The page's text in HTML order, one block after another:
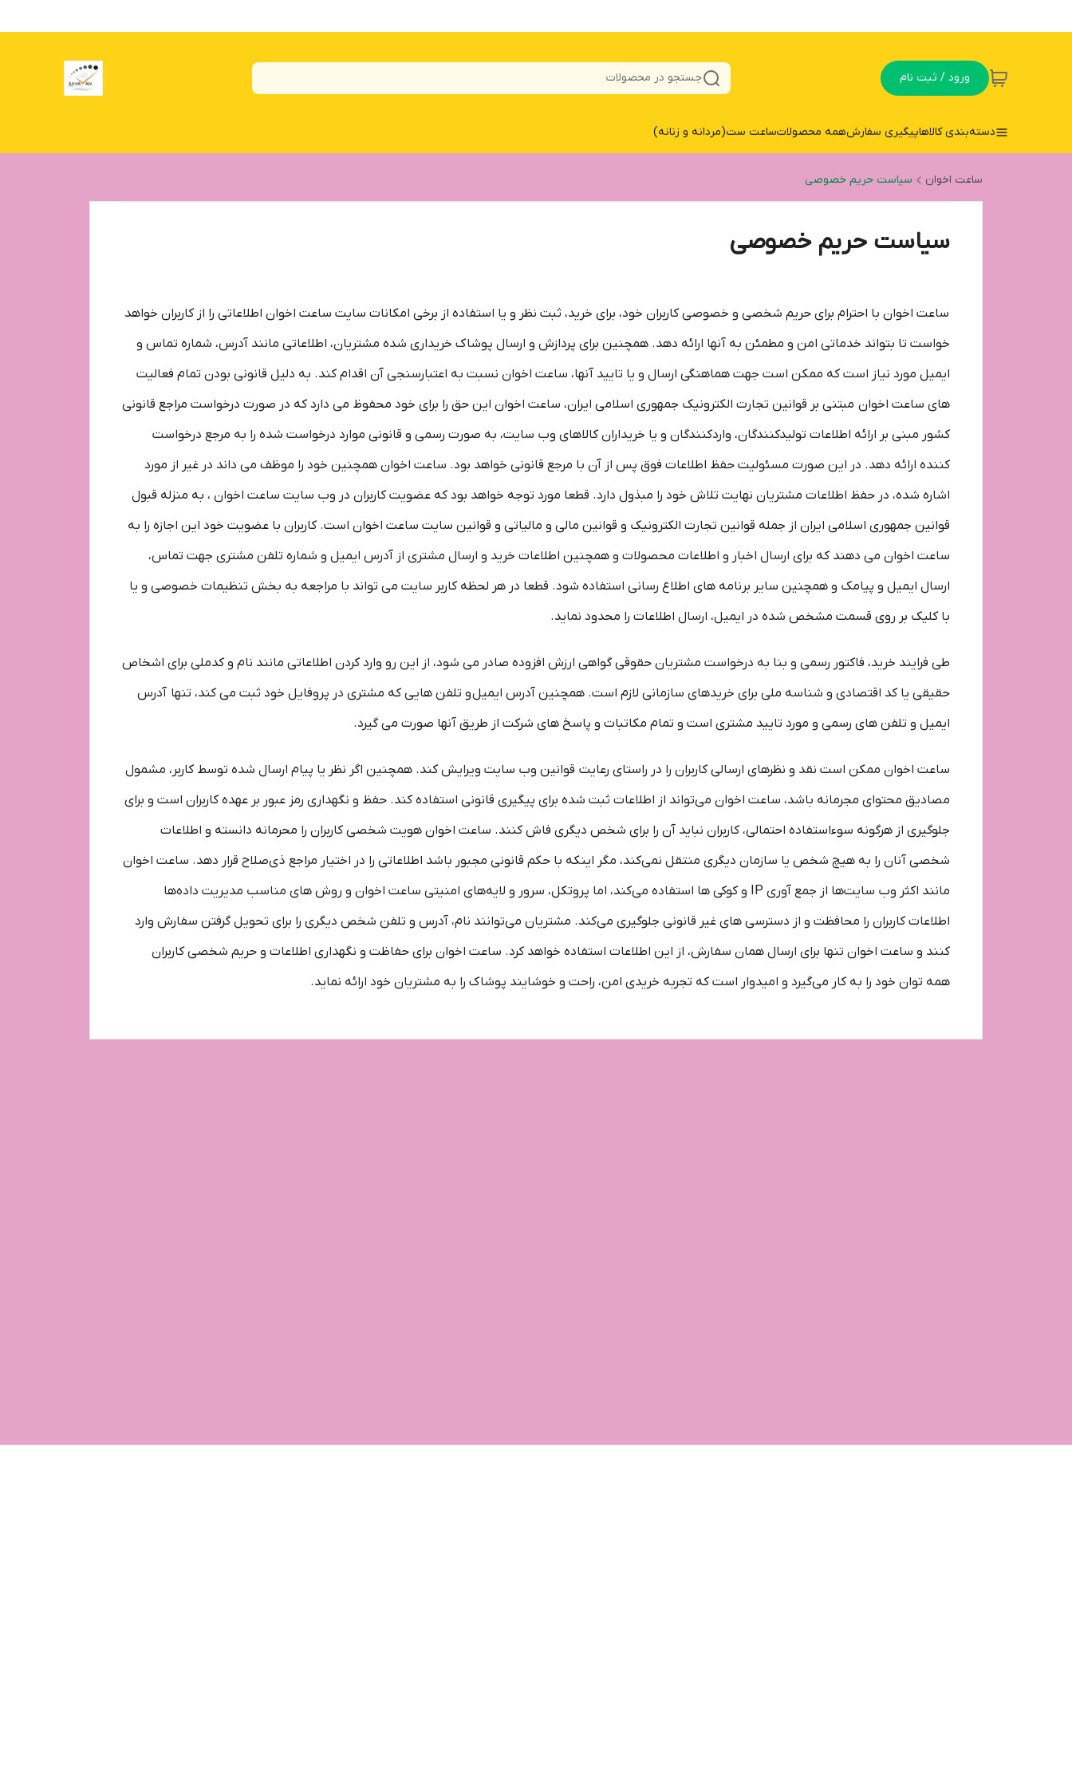
ورود / ثبت نام جستجو در محصولات
دسته‌بندی کالاهاپیگیری سفارشهمه محصولاتساعت ست(مردانه و زنانه)
ساعت اخوان سیاست حریم خصوصی
سیاست حریم خصوصی
ساعت اخوان با احترام برای حریم شخصی و خصوصی کاربران خود، برای خرید، ثبت نظر و یا استفاده از برخی امکانات سایت ساعت اخوان اطلاعاتی را از کاربران خواهد
خواست تا بتواند خدماتی امن و مطمئن به آنها ارائه دهد. همچنین برای پردازش و ارسال پوشاک خریداری شده مشتریان، اطلاعاتی مانند آدرس، شماره تماس و
ایمیل مورد نیاز است که ممکن است جهت هماهنگی ارسال و یا تایید آنها، ساعت اخوان نسبت به اعتبارسنجی آن اقدام کند. به دلیل قانونی بودن تمام فعالیت
های ساعت اخوان مبتنی بر قوانین تجارت الکترونیک جمهوری اسلامی ایران، ساعت اخوان این حق را برای خود محفوظ می دارد که در صورت درخواست مراجع قانونی
کشور مبنی بر ارائه اطلاعات تولیدکنندگان، واردکنندگان و یا خریداران کالاهای وب سایت، به صورت رسمی و قانونی موارد درخواست شده را به مرجع درخواست
کننده ارائه دهد. در این صورت مسئولیت حفظ اطلاعات فوق پس از آن با مرجع قانونی خواهد بود. ساعت اخوان همچنین خود را موظف می داند در غیر از مورد
اشاره شده، در حفظ اطلاعات مشتریان نهایت تلاش خود را مبذول دارد. قطعا مورد توجه خواهد بود که عضویت کاربران در وب سایت ساعت اخوان ، به منزله قبول
قوانین جمهوری اسلامی ایران از جمله قوانین تجارت الکترونیک و قوانین مالی و مالیاتی و قوانین سایت ساعت اخوان است. کاربران با عضویت خود این اجازه را به
ساعت اخوان می دهند که برای ارسال اخبار و اطلاعات محصولات و همچنین اطلاعات خرید و ارسال مشتری از آدرس ایمیل و شماره تلفن مشتری جهت تماس،
ارسال ایمیل و پیامک و همچنین سایر برنامه های اطلاع رسانی استفاده شود. قطعا در هر لحظه کاربر سایت می تواند با مراجعه به بخش تنظیمات خصوصی و یا
با کلیک بر روی قسمت مشخص شده در ایمیل، ارسال اطلاعات را محدود نماید.
طی فرایند خرید، فاکتور رسمی و بنا به درخواست مشتریان حقوقی گواهی ارزش افزوده صادر می شود، از این رو وارد کردن اطلاعاتی مانند نام و کدملی برای اشخاص
حقیقی یا کد اقتصادی و شناسه ملی برای خریدهای سازمانی لازم است. همچنین آدرس ایمیل و تلفن هایی که مشتری در پروفایل خود ثبت می­ کند، تنها آدرس
ایمیل و تلفن­ های رسمی و مورد تایید مشتری است و تمام مکاتبات و پاسخ های شرکت از طریق آنها صورت می گیرد.
ساعت اخوان ممکن است نقد و نظرهای ارسالی کاربران را در راستای رعایت قوانین وب سایت ویرایش کند. همچنین اگر نظر یا پیام ارسال شده توسط کاربر، مشمول
مصادیق محتوای مجرمانه باشد، ساعت اخوان می‌تواند از اطلاعات ثبت شده برای پیگیری قانونی استفاده کند. حفظ و نگهداری رمز عبور بر عهده کاربران است و برای
جلوگیری از هرگونه سوءاستفاده احتمالی، کاربران نباید آن را برای شخص دیگری فاش کنند. ساعت اخوان هویت شخصی کاربران را محرمانه دانسته و اطلاعات
شخصی آنان را به هیچ شخص یا سازمان دیگری منتقل نمی‌کند، مگر اینکه با حکم قانونی مجبور باشد اطلاعاتی را در اختیار مراجع ذی‌صلاح قرار دهد. ساعت اخوان
مانند اکثر وب سایت‌ها از جمع آوری IP و کوکی ‌ها استفاده می‌کند، اما پروتکل، سرور و لایه‌های امنیتی ساعت اخوان و روش‌ های مناسب مدیریت داده‌ها
اطلاعات کاربران را محافظت و از دسترسی‌ های غیر قانونی جلوگیری می‌کند. مشتریان می‌توانند نام، آدرس و تلفن شخص دیگری را برای تحویل گرفتن سفارش وارد
کنند و ساعت اخوان تنها برای ارسال همان سفارش، از این اطلاعات استفاده خواهد کرد. ساعت اخوان برای حفاظت و نگهداری اطلاعات و حریم شخصی کاربران
همه­ توان خود را به کار می‌گیرد و امیدوار است که تجربه‌ خریدی امن، راحت و خوشایند پوشاک را به مشتریان خود ارائه نماید.